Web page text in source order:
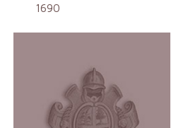
1690